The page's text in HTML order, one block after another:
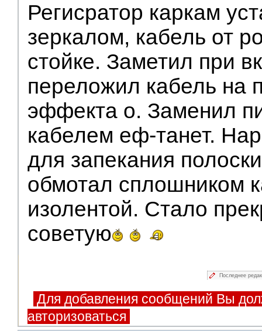
Регисратор каркам
зеркалом, кабель от
стойке. Заметил при
переложил кабель на
эффекта о. Заменил
кабелем еф-танет.
для запекания
обмотал сплошником
изолентой. Стало
советую
Последнее
Для добавления сообщений Вы
авторизоваться